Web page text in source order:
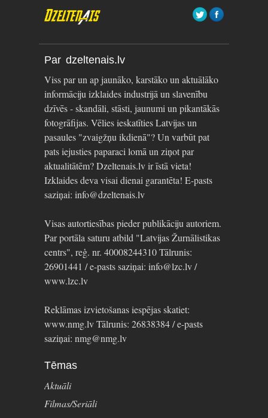
Par dzeltenais.lv
Viss par un ap jaunāko, karstāko un aktuālāko
informāciju izklaides industrijā un slavenību
dzīvēs - skandāli, stāsti, jaunumi un pikantākās
fotogrāfijas. Vēlies ieskatīties Latvijas un
pasaules "zvaigžņu ikdienā"? Un varbūt pat
pats iejusties paparaci lomā un ziņot par
aktualitātēm? Dzeltenais.lv ir īstā vieta!
Izklaides deva visai dienai garantēta! E-pasts
saziņai: info@dzeltenais.lv
Visas autortiesības pieder publikāciju autoriem.
Par portāla saturu atbild "Latvijas Žurnālistikas
centrs", reģ. nr. 40008244310 Tālrunis:
26901441 / e-pasts saziņai: info@lzc.lv /
www.lzc.lv
Reklāmas izvietošanas iespējas skatiet:
www.nmg.lv Tālrunis: 26838384 / e-pasts
saziņai: nmg@nmg.lv
Tēmas
Aktuāli
Filmas/Seriāli